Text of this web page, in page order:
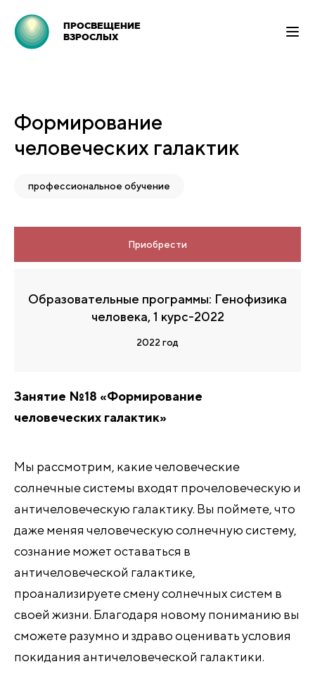
ПРОСВЕЩЕНИЕ
ВЗРОСЛЫХ
Формирование
человеческих галактик
профессиональное обучение
Приобрести
Образовательные программы: Генофизика
человека, 1 курс-2022
2022 год
Занятие №18 «Формирование
человеческих галактик»
Мы рассмотрим, какие человеческие
солнечные системы входят прочеловеческую и
античеловеческую галактику. Вы поймете, что
даже меняя человеческую солнечную систему,
сознание может оставаться в
античеловеческой галактике,
проанализируете смену солнечных систем в
своей жизни. Благодаря новому пониманию вы
сможете разумно и здраво оценивать условия
покидания античеловеческой галактики.